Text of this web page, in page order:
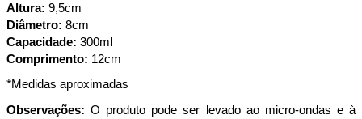
Altura: 9,5cm
Diâmetro: 8cm
Capacidade: 300ml
Comprimento: 12cm
*Medidas aproximadas
Observações: O produto pode ser levado ao micro-ondas e à